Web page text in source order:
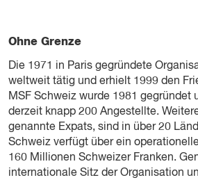
Ohne Grenze
Die 1971 in Paris gegründete
weltweit tätig und erhielt 1999 den
MSF Schweiz wurde 1981 gegründet
derzeit knapp 200 Angestellte.
genannte Expats, sind in über 20
Schweiz verfügt über ein
160 Millionen Schweizer Franken.
internationale Sitz der Organisation